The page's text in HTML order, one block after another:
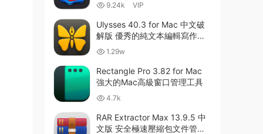
9.24k VIP
Ulysses 40.3 for Mac 中文破
解版 優秀的純文本編輯寫作軟
件 1.29w
Rectangle Pro 3.82 for Mac
強大的Mac高級窗口管理工具
4.7k
RAR Extractor Max 13.9.5 中
文版 安全極速壓縮包文件管理